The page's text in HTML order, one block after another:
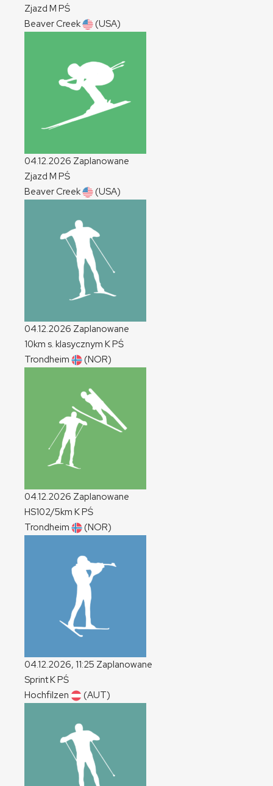
Zjazd M PŚ
Beaver Creek
(USA)
04.12.2026 Zaplanowane
Zjazd M PŚ
Beaver Creek
(USA)
04.12.2026 Zaplanowane
10km s. klasycznym KPŚ
Trondheim
(NOR)
04.12.2026 Zaplanowane
HS102/5km KPŚ
Trondheim
(NOR)
04.12.2026, 11:25 Zaplanowane
SprintKPŚ
Hochfilzen
(AUT)